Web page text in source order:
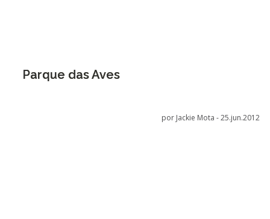
Parque das Aves
por Jackie Mota -25.jun.2012